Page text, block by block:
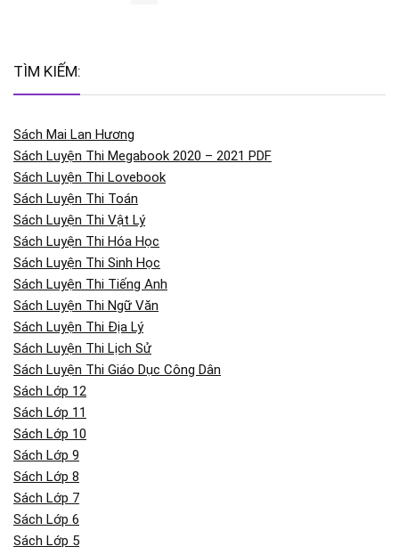
TÌM KIẾM:
Sách Mai Lan Hương
Sách Luyện Thi Megabook 2020 – 2021 PDF
Sách Luyện Thi Lovebook
Sách Luyện Thi Toán
Sách Luyện Thi Vật Lý
Sách Luyện Thi Hóa Học
Sách Luyện Thi Sinh Học
Sách Luyện Thi Tiếng Anh
Sách Luyện Thi Ngữ Văn
Sách Luyện Thi Địa Lý
Sách Luyện Thi Lịch Sử
Sách Luyện Thi Giáo Dục Công Dân
Sách Lớp 12
Sách Lớp 11
Sách Lớp 10
Sách Lớp 9
Sách Lớp 8
Sách Lớp 7
Sách Lớp 6
Sách Lớp 5